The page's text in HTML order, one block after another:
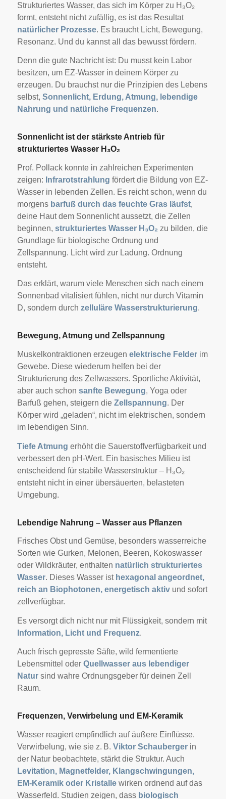
Strukturiertes Wasser, das sich im Körper zu H₃O₂
formt, entsteht nicht zufällig, es ist das Resultat
natürlicher Prozesse. Es braucht Licht, Bewegung,
Resonanz. Und du kannst all das bewusst fördern.
Denn die gute Nachricht ist: Du musst kein Labor
besitzen, um EZ-Wasser in deinem Körper zu
erzeugen. Du brauchst nur die Prinzipien des Lebens
selbst, Sonnenlicht, Erdung, Atmung, lebendige
Nahrung und natürliche Frequenzen.
Sonnenlicht ist der stärkste Antrieb für
strukturiertes Wasser H₃O₂
Prof. Pollack konnte in zahlreichen Experimenten
zeigen: Infrarotstrahlung fördert die Bildung von EZ-
Wasser in lebenden Zellen. Es reicht schon, wenn du
morgens barfuß durch das feuchte Gras läufst,
deine Haut dem Sonnenlicht aussetzt, die Zellen
beginnen, strukturiertes Wasser H₃O₂ zu bilden, die
Grundlage für biologische Ordnung und
Zellspannung. Licht wird zur Ladung. Ordnung
entsteht.
Das erklärt, warum viele Menschen sich nach einem
Sonnenbad vitalisiert fühlen, nicht nur durch Vitamin
D, sondern durch zelluläre Wasserstrukturierung.
Bewegung, Atmung und Zellspannung
Muskelkontraktionen erzeugen elektrische Felderim
Gewebe. Diese wiederum helfen bei der
Strukturierung des Zellwassers. Sportliche Aktivität,
aber auch schon sanfte Bewegung, Yoga oder
Barfuß gehen, steigern die Zellspannung. Der
Körper wird „geladen“, nicht im elektrischen, sondern
im lebendigen Sinn.
Tiefe Atmung erhöht die Sauerstoffverfügbarkeit und
verbessert den pH-Wert. Ein basisches Milieu ist
entscheidend für stabile Wasserstruktur – H₃O₂
entsteht nicht in einer übersäuerten, belasteten
Umgebung.
Lebendige Nahrung – Wasser aus Pflanzen
Frisches Obst und Gemüse, besonders wasserreiche
Sorten wie Gurken, Melonen, Beeren, Kokoswasser
oder Wildkräuter, enthalten natürlich strukturiertes
Wasser. Dieses Wasser ist hexagonal angeordnet,
reich an Biophotonen, energetisch aktivund sofort
zellverfügbar.
Es versorgt dich nicht nur mit Flüssigkeit, sondern mit
Information, Licht und Frequenz.
Auch frisch gepresste Säfte, wild fermentierte
Lebensmittel oder Quellwasser aus lebendiger
Natursind wahre Ordnungsgeber für deinen Zell
Raum.
Frequenzen, Verwirbelung und EM-Keramik
Wasser reagiert empfindlich auf äußere Einflüsse.
Verwirbelung, wie sie z. B. Viktor Schaubergerin
der Natur beobachtete, stärkt die Struktur. Auch
Levitation, Magnetfelder, Klangschwingungen,
EM-Keramik oder Kristallewirken ordnend auf das
Wasserfeld. Studien zeigen, dass biologisch